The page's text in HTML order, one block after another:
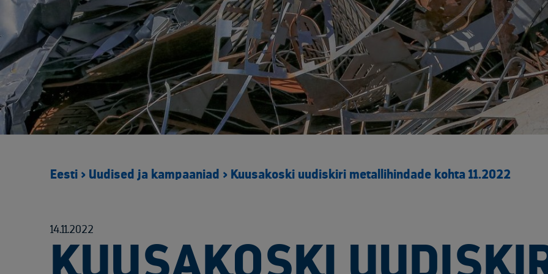
Eesti > Uudised ja kampaaniad > Kuusakoski uudiskiri metallihindade kohta 11.2022
14.11.2022
KUUSAKOSKI